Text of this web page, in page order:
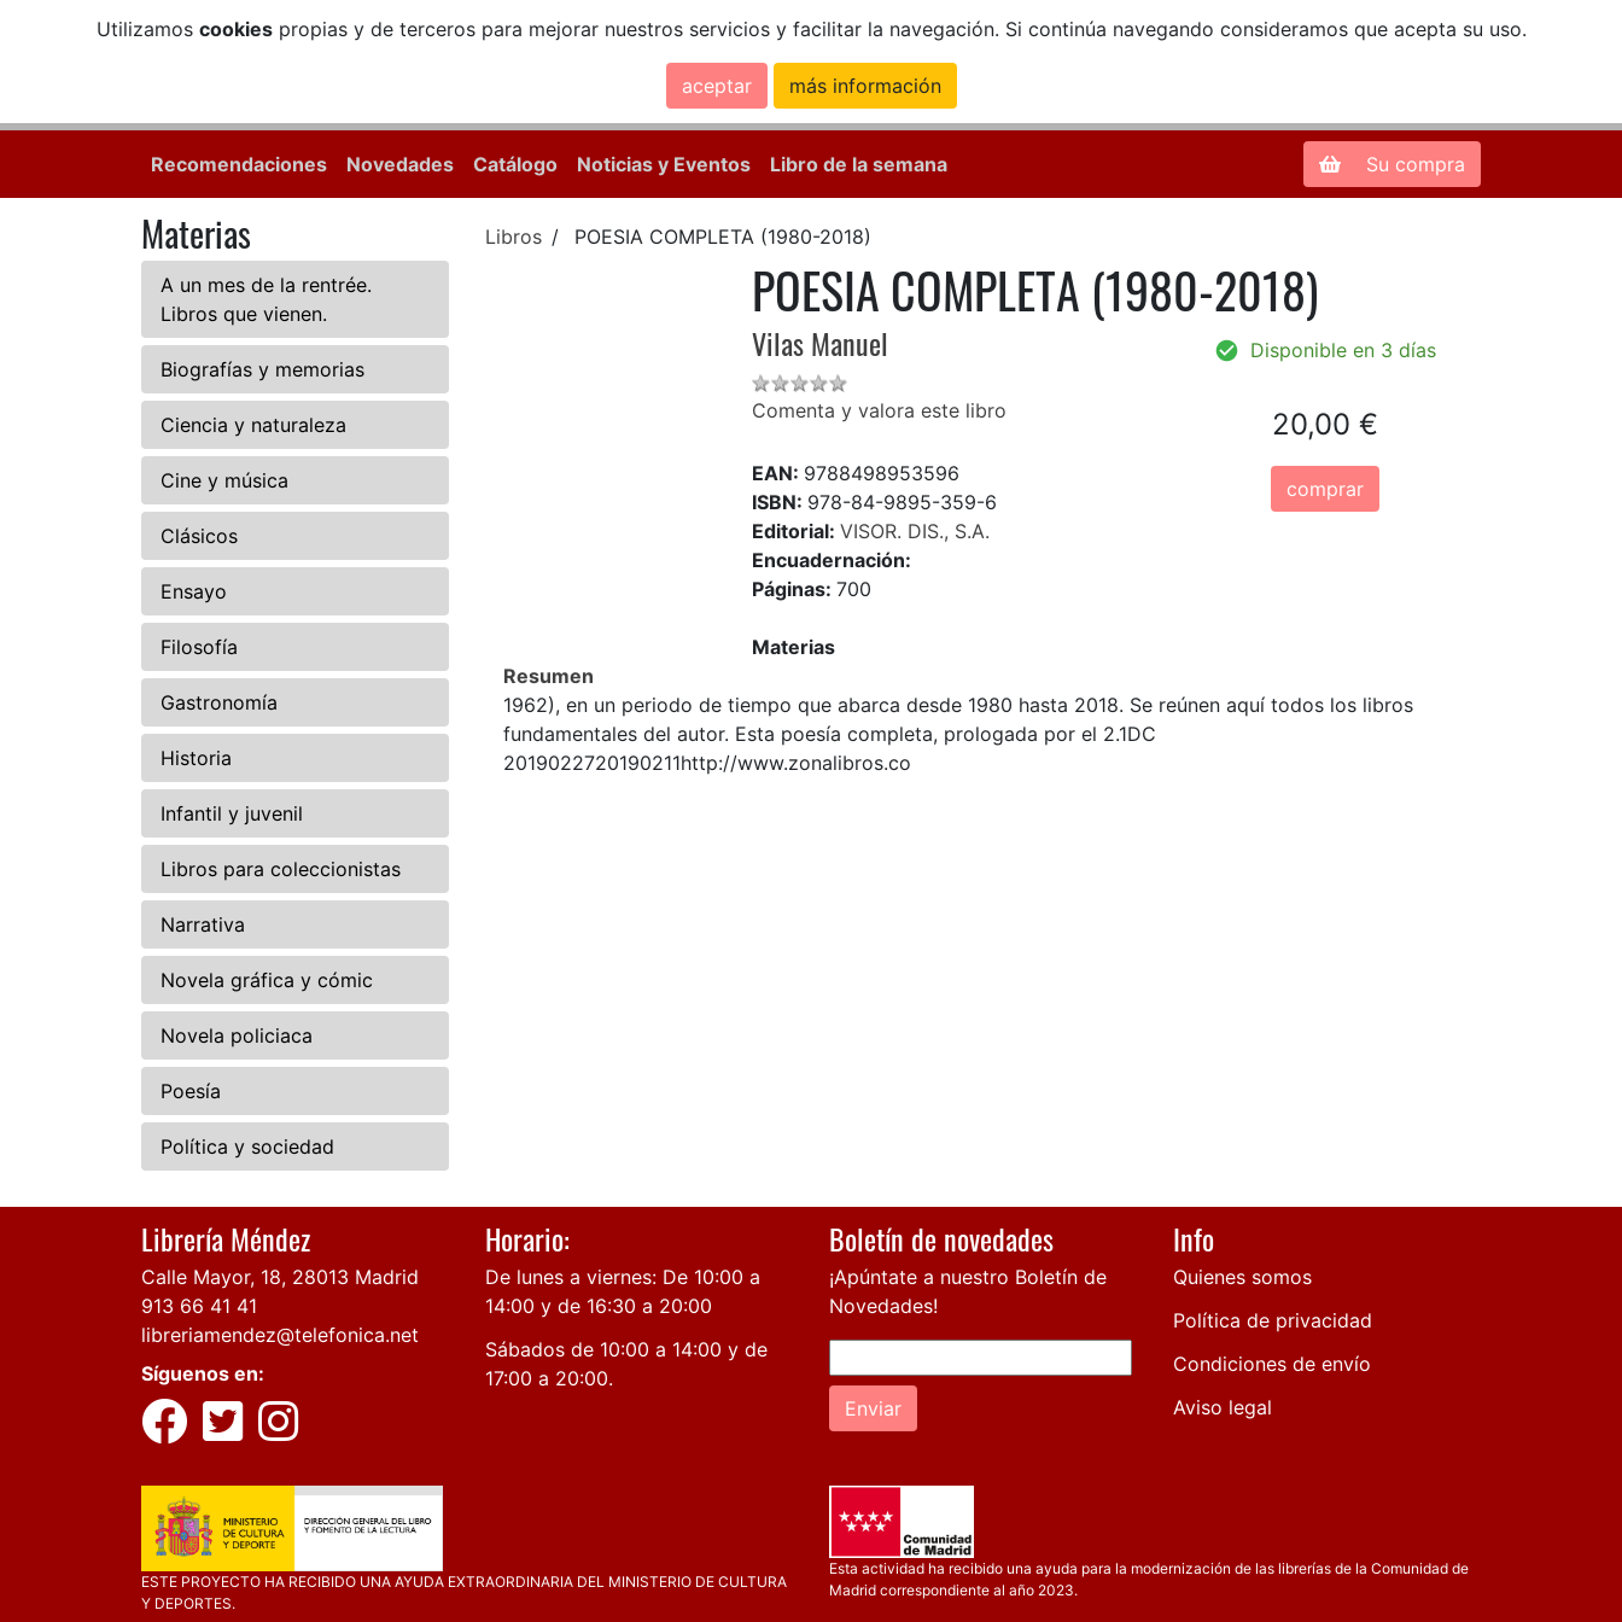
Utilizamos cookiespropias y de terceros para mejorar nuestros servicios y facilitar la navegación. Si continúa navegando consideramos que acepta su uso.
aceptar más información
Zona de Clientes
Recomendaciones Novedades Catálogo Noticias y Eventos Libro de la semana Su compra
Materias
A un mes de la rentrée.
Libros que vienen.
Biografías y memorias
Ciencia y naturaleza
Cine y música
Clásicos
Ensayo
Filosofía
Gastronomía
Historia
Infantil y juvenil
Libros para coleccionistas
Narrativa
Novela gráfica y cómic
Novela policiaca
Poesía
Política y sociedad
Libros POESIA COMPLETA (1980-2018)
POESIA COMPLETA (1980-2018)
Vilas Manuel
Comenta y valora este libro
EAN: 9788498953596
ISBN: 978-84-9895-359-6
Editorial:VISOR. DIS., S.A.
Encuadernación:
Páginas:700
Materias
Disponible en 3 días
20,00 €
comprar
Resumen
1962), en un periodo de tiempo que abarca desde 1980 hasta 2018. Se reúnen aquí todos los libros
fundamentales del autor. Esta poesía completa, prologada por el 2.1DC
2019022720190211http://www.zonalibros.co
Librería Méndez
Calle Mayor, 18, 28013 Madrid
913 66 41 41
libreriamendez@telefonica.net
Síguenos en:
Horario:
De lunes a viernes: De 10:00 a
14:00 y de 16:30 a 20:00
Sábados de 10:00 a 14:00 y de
17:00 a 20:00.
Boletín de novedades
¡Apúntate a nuestro Boletín de
Novedades!
Enviar
Info
Quienes somos
Política de privacidad
Condiciones de envío
Aviso legal
ESTE PROYECTO HA RECIBIDO UNA AYUDA EXTRAORDINARIA DEL MINISTERIO DE CULTURA
Y DEPORTES.
Esta actividad ha recibido una ayuda para la modernización de las librerías de la Comunidad de
Madrid correspondiente al año 2023.